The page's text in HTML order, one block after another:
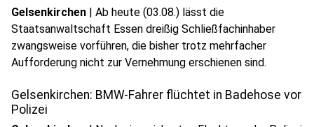
Gelsenkirchen | Ab heute (03.08.) lässt die
Staatsanwaltschaft Essen dreißig Schließfachinhaber
zwangsweise vorführen, die bisher trotz mehrfacher
Aufforderung nicht zur Vernehmung erschienen sind.
Gelsenkirchen: BMW-Fahrer flüchtet in Badehose vor
Polizei